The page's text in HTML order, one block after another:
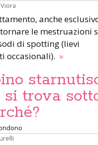
anche
le mestruazioni
di spotting (lievi
occasionali). »
si trova